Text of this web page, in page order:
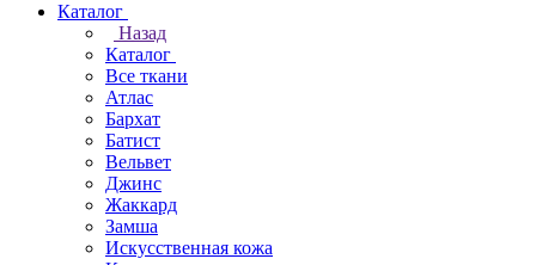
Каталог
Назад
Каталог
Все ткани
Атлас
Бархат
Батист
Вельвет
Джинс
Жаккард
Замша
Искусственная кожа